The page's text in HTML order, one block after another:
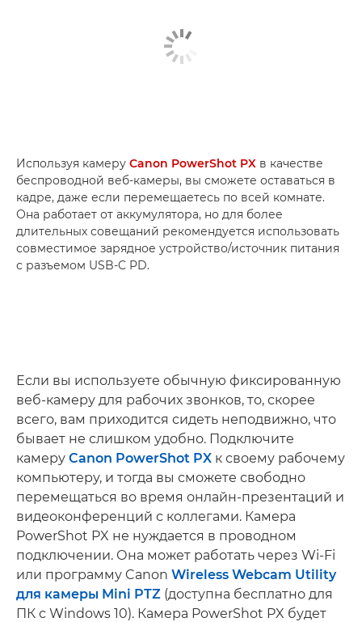
Используя камеру Canon PowerShot PX в качестве
беспроводной веб-камеры, вы сможете оставаться в
кадре, даже если перемещаетесь по всей комнате.
Она работает от аккумулятора, но для более
длительных совещаний рекомендуется использовать
совместимое зарядное устройство/источник питания
с разъемом USB-C PD.
Если вы используете обычную фиксированную
веб-камеру для рабочих звонков, то, скорее
всего, вам приходится сидеть неподвижно, что
бывает не слишком удобно. Подключите
камеру Canon PowerShot PX к своему рабочему
компьютеру, и тогда вы сможете свободно
перемещаться во время онлайн-презентаций и
видеоконференций с коллегами. Камера
PowerShot PX не нуждается в проводном
подключении. Она может работать через Wi-Fi
или программу Canon Wireless Webcam Utility
для камеры Mini PTZ (доступна бесплатно для
ПК с Windows 10). Камера PowerShot PX будет